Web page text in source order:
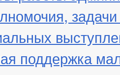
поддержка